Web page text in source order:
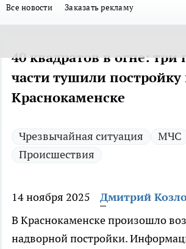
Все новости Заказать рекламу
40 квадратов в огне:
части тушили постройку
Краснокаменске
Чрезвычайная ситуация МЧС
Происшествия
14 ноября 2025
Дмитрий
В Краснокаменске произошло
надворной постройки.